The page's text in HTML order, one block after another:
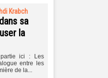
Krabch
sa
la
ici : Les
entre les
de la...